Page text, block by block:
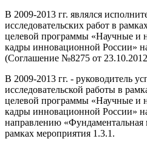
В 2009-2013 гг. являлся
исследовательских работ в
целевой программы «Научные и
кадры инновационной России»
(Соглашение №8275 от
В 2009-2013 гг. - руководитель
исследовательской работы в
целевой программы «Научные и
кадры инновационной России»
направлению
рамках мероприятия 1.3.1.